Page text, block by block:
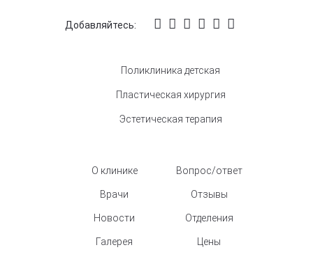
Добавляйтесь:
Поликлиника детская
Пластическая хирургия
Эстетическая терапия
О клинике
Врачи
Новости
Галерея
Вопрос/ответ
Отзывы
Отделения
Цены